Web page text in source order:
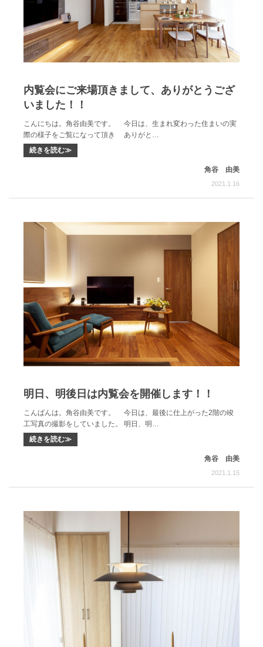
内覧会にご来場頂きまして、ありがとうござ
いました！！
こんにちは。角谷由美です。 今日は、生まれ変わった住まいの実
際の様子をご覧になって頂き ありがと…
続きを読む≫
角谷 由美
2021.1.16
明日、明後日は内覧会を開催します！！
こんばんは。角谷由美です。 今日は、最後に仕上がった2階の竣
工写真の撮影をしていました。 明日、明…
続きを読む≫
角谷 由美
2021.1.15